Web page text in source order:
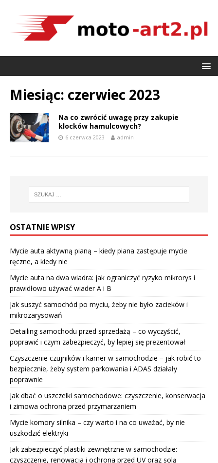
Miesiąc: czerwiec 2023
Na co zwrócić uwagę przy zakupie
klocków hamulcowych?
6 czerwca 2023 admin
OSTATNIE WPISY
Mycie auta aktywną pianą – kiedy piana zastępuje mycie
ręczne, a kiedy nie
Mycie auta na dwa wiadra: jak ograniczyć ryzyko mikrorys i
prawidłowo używać wiader A i B
Jak suszyć samochód po myciu, żeby nie było zacieków i
mikrozarysowań
Detailing samochodu przed sprzedażą – co wyczyścić,
poprawić i czym zabezpieczyć, by lepiej się prezentował
Czyszczenie czujników i kamer w samochodzie – jak robić to
bezpiecznie, żeby system parkowania i ADAS działały
poprawnie
Jak dbać o uszczelki samochodowe: czyszczenie, konserwacja
i zimowa ochrona przed przymarzaniem
Mycie komory silnika – czy warto i na co uważać, by nie
uszkodzić elektryki
Jak zabezpieczyć plastiki zewnętrzne w samochodzie:
czyszczenie, renowacja i ochrona przed UV oraz solą